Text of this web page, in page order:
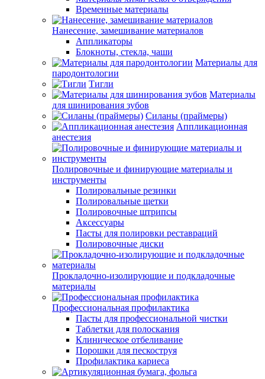
Временные материалы
Нанесение, замешивание материалов
Аппликаторы
Блокноты, стекла, чаши
Материалы для
пародонтологии
Тигли
Материалы
для шинирования зубов
Силаны (праймеры)
Аппликационная
анестезия
Полировочные и финирующие материалы и
инструменты
Полировальные резинки
Полировальные щетки
Полировочные штрипсы
Аксессуары
Пасты для полировки реставраций
Полировочные диски
Прокладочно-изолирующие и подкладочные
материалы
Профессиональная профилактика
Пасты для профессиональной чистки
Таблетки для полоскания
Клиническое отбеливание
Порошки для пескоструя
Профилактика кариеса